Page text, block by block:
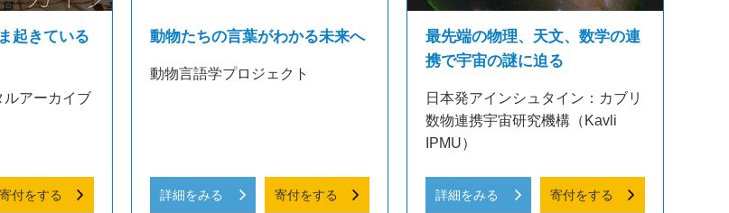
起きている
ルアーカイブ
寄付をする
動物たちの言葉がわかる未来へ
動物言語学プロジェクト
詳細をみる 寄付をする
最先端の物理、天文、数学の連
携で宇宙の謎に迫る
日本発アインシュタイン：カブリ
数物連携宇宙研究機構（Kavli
IPMU）
詳細をみる 寄付をする